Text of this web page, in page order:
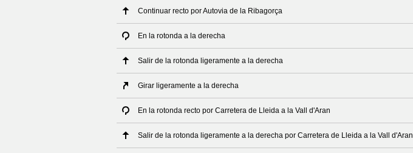
Continuar recto por Autovia de la Ribagorça
En la rotonda a la derecha
Salir de la rotonda ligeramente a la derecha
Girar ligeramente a la derecha
En la rotonda recto por Carretera de Lleida a la Vall d'Aran
Salir de la rotonda ligeramente a la derecha por Carretera de Lleida a la Vall d'Aran